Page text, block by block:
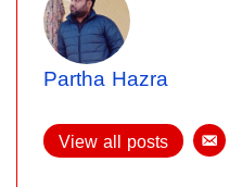
Partha Hazra
View all posts